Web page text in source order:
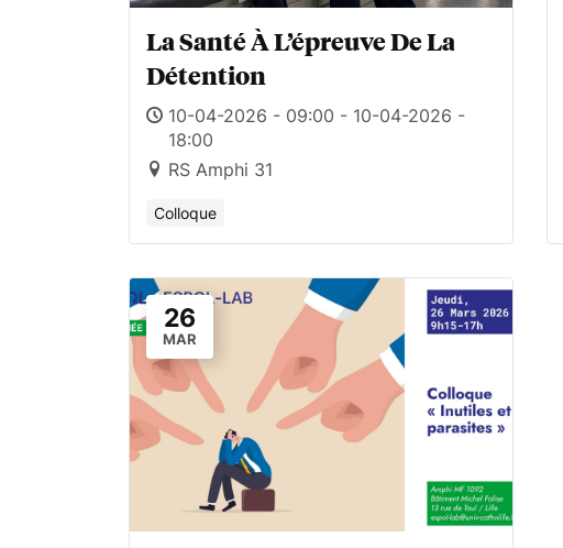
La Santé À L’épreuve De La
Détention
10-04-2026 - 09:00 - 10-04-2026 -
18:00
RS Amphi 31
Colloque
26
MAR